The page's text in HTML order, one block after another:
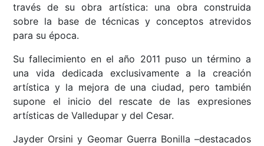
través de su obra artística: una obra construida
sobre la base de técnicas y conceptos atrevidos
para su época.
Su fallecimiento en el año 2011 puso un término a
una vida dedicada exclusivamente a la creación
artística y la mejora de una ciudad, pero también
supone el inicio del rescate de las expresiones
artísticas de Valledupar y del Cesar.
Jayder Orsini y Geomar Guerra Bonilla –destacados